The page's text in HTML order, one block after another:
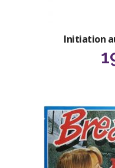
Initiation